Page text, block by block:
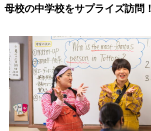
母校の中学校をサプライズ訪問！